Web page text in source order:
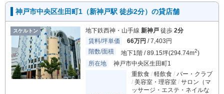
神戸市中央区生田町1（新神戸駅 徒歩2分）の貸店舗
スケルトン 地下鉄西神・山手線 新神戸 徒歩 2分
賃料/坪単価
66万円 / 7,403円
階数/面積
地下1階 / 89.15坪(294.74m2)
所在地
神戸市中央区生田町1
重飲食 軽飲食
バー・クラブ
美容室・理容室
サロン（マ
ッサージ・エステ・ネイルな